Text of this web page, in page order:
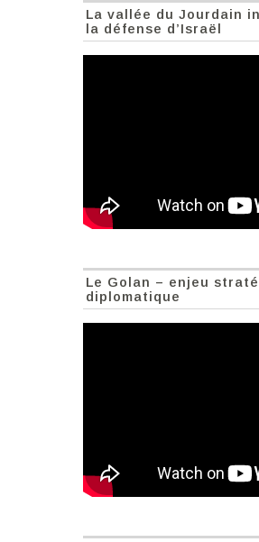
La vallée du Jourdain
la défense d’Israël
Le Golan – enjeu
diplomatique